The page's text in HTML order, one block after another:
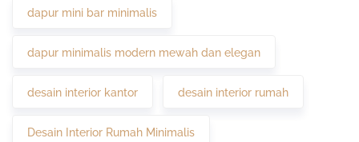
dapur mini bar minimalis
dapur minimalis modern mewah dan elegan
desain interior kantor desain interior rumah
Desain Interior Rumah Minimalis